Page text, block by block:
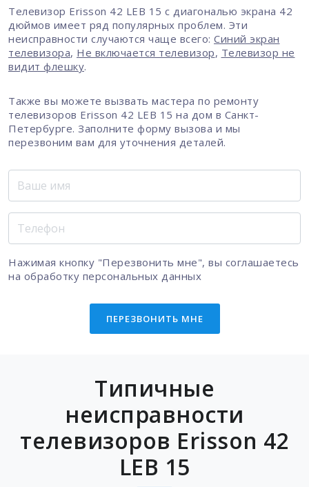
Телевизор Erisson 42 LEB 15 с диагональю экрана 42
дюймов имеет ряд популярных проблем. Эти
неисправности случаются чаще всего: Синий экран
телевизора, Не включается телевизор, Телевизор не
видит флешку.
Также вы можете вызвать мастера по ремонту
телевизоров Erisson 42 LEB 15 на дом в Санкт-
Петербурге. Заполните форму вызова и мы
перезвоним вам для уточнения деталей.
Нажимая кнопку "Перезвонить мне", вы соглашаетесь
на обработку персональных данных
ПЕРЕЗВОНИТЬ МНЕ
Типичные
неисправности
телевизоров Erisson 42
LEB 15